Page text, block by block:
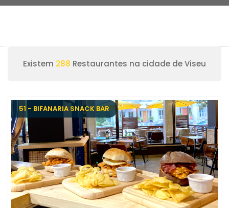
Existem 288 Restaurantes na cidade de Viseu
51 - BIFANARIA SNACK BAR